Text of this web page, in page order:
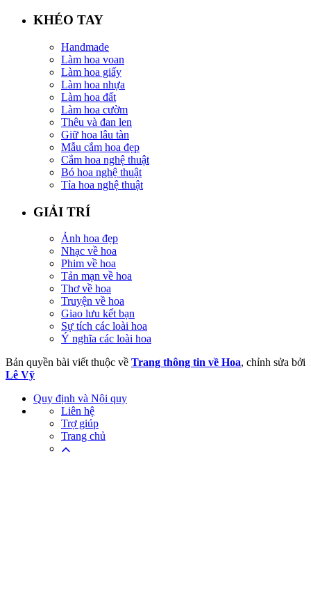
KHÉO TAY
Handmade
Làm hoa voan
Làm hoa giấy
Làm hoa nhựa
Làm hoa đất
Làm hoa cườm
Thêu và đan len
Giữ hoa lâu tàn
Mẫu cắm hoa đẹp
Cắm hoa nghệ thuật
Bó hoa nghệ thuật
Tỉa hoa nghệ thuật
GIẢI TRÍ
Ảnh hoa đẹp
Nhạc về hoa
Phim về hoa
Tản mạn về hoa
Thơ về hoa
Truyện về hoa
Giao lưu kết bạn
Sự tích các loài hoa
Ý nghĩa các loài hoa
Bản quyền bài viết thuộc về Trang thông tin về Hoa, chỉnh sửa bởi
Lê Vỹ
Quy định và Nội quy
Liên hệ
Trợ giúp
Trang chủ